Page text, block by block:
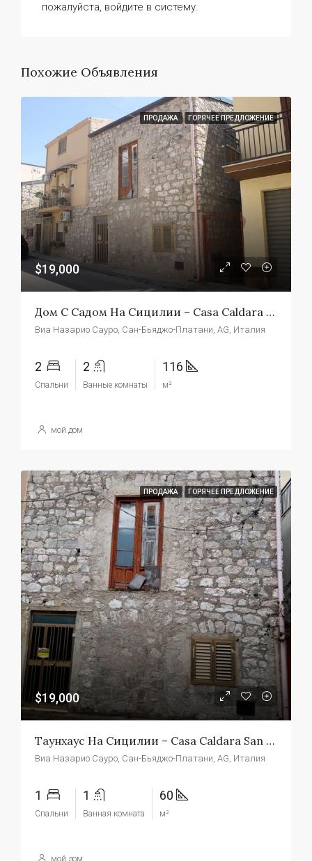
пожалуйста, войдите в систему.
Похожие Объявления
ПРОДАЖА ГОРЯЧЕЕ ПРЕДЛОЖЕНИЕ
$19,000
Дом С Садом На Сицилии – Casa Caldara San Biagio
Виа Назарио Сауро, Сан-Бьяджо-Платани, AG, Италия
2
Спальни
2
Ванные комнаты
116
м²
мой дом
ПРОДАЖА ГОРЯЧЕЕ ПРЕДЛОЖЕНИЕ
$19,000
Таунхаус На Сицилии – Casa Caldara San Biagio
Виа Назарио Сауро, Сан-Бьяджо-Платани, AG, Италия
1
Спальни
1
Ванная комната
60
м²
мой дом